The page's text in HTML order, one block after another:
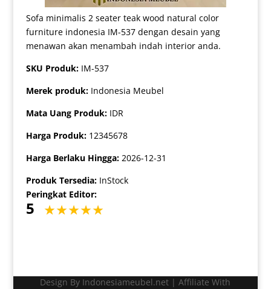
Sofa minimalis 2 seater teak wood natural color
furniture indonesia IM-537 dengan desain yang
menawan akan menambah indah interior anda.
SKU Produk: IM-537
Merek produk: Indonesia Meubel
Mata Uang Produk: IDR
Harga Produk: 12345678
Harga Berlaku Hingga: 2026-12-31
Produk Tersedia: InStock
Peringkat Editor:
5
Design By Indonesiameubel.net | Affiliate With